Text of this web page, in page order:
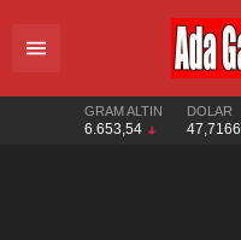
GRAM ALTIN
6.653,54
DOLAR
47,7166